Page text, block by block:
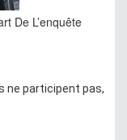
De L’enquête
ne participent pas,